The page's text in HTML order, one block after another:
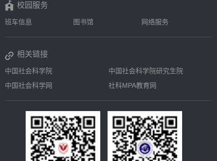
校园服务
班车信息 图书馆 网络服务
相关链接
中国社会科学院
中国社会科学院研究生院
中国社会科学网
社科MPA教育网